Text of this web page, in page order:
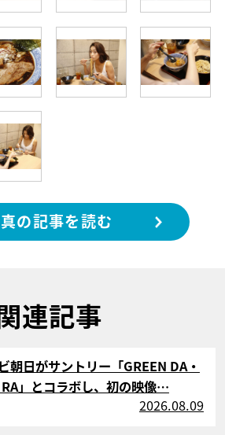
の記事を読む
連記事
朝日がサントリー「GREEN DA・
」とコラボし、初の映像…
2026.08.09